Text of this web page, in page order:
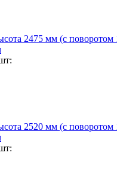
2475 мм (с поворотом
2520 мм (с поворотом